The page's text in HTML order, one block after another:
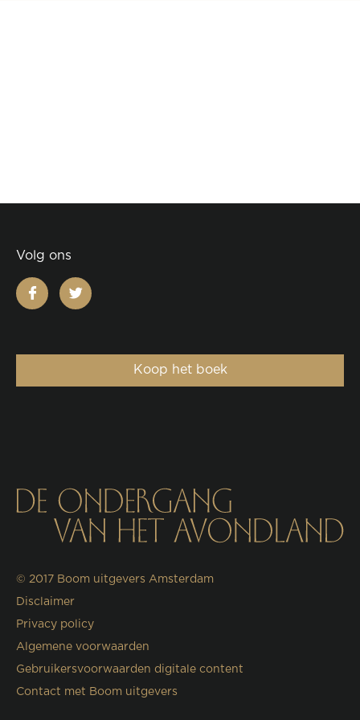
Volg ons
facebooktwitter
Koop het boek
© 2017 Boom uitgevers Amsterdam
Disclaimer
Privacy policy
Algemene voorwaarden
Gebruikersvoorwaarden digitale content
Contact met Boom uitgevers